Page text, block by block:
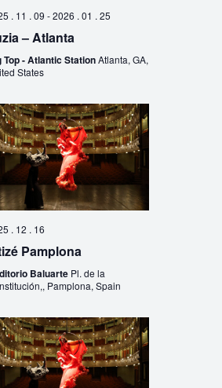
. 11 . 09 -2026 . 01 . 25
– Atlanta
Top - Atlantic StationAtlanta, GA,
States
. 12 . 16
Pamplona
Baluarte Pl. de la
Pamplona, Spain